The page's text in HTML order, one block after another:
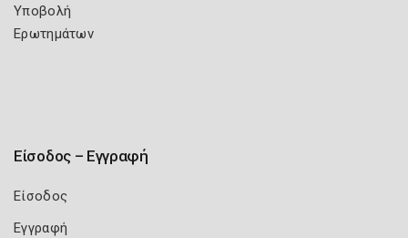
Υποβολή
Ερωτημάτων
Είσοδος – Εγγραφή
Είσοδος
Εγγραφή